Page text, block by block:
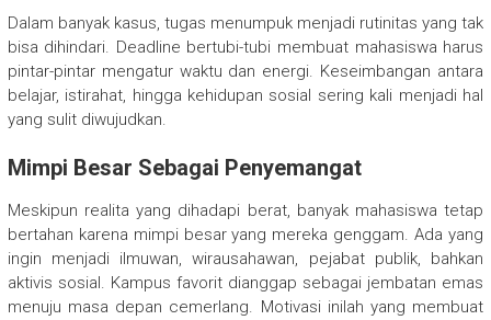
Dalam banyak kasus, tugas menumpuk menjadi rutinitas yang tak
bisa dihindari. Deadline bertubi-tubi membuat mahasiswa harus
pintar-pintar mengatur waktu dan energi. Keseimbangan antara
belajar, istirahat, hingga kehidupan sosial sering kali menjadi hal
yang sulit diwujudkan.
Mimpi Besar Sebagai Penyemangat
Meskipun realita yang dihadapi berat, banyak mahasiswa tetap
bertahan karena mimpi besar yang mereka genggam. Ada yang
ingin menjadi ilmuwan, wirausahawan, pejabat publik, bahkan
aktivis sosial. Kampus favorit dianggap sebagai jembatan emas
menuju masa depan cemerlang. Motivasi inilah yang membuat